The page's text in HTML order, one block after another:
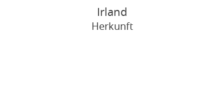
Irland
Herkunft